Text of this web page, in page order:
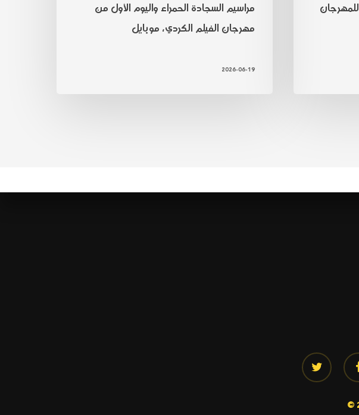
مراسيم السجادة الحمراء واليوم الأول من
مهرجان الفيلم الكردي، موبايل
2026-06-19
twitter
©